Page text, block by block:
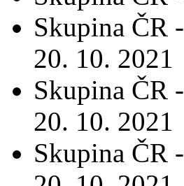
Skupina ČR -
20. 10. 2021
Skupina ČR -
20. 10. 2021
Skupina ČR -